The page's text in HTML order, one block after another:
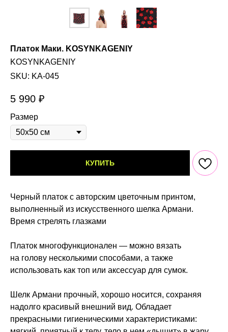
Платок Маки. KOSYNKAGENIY
KOSYNKAGENIY
SKU: KA-045
5 990 ₽
Размер
КУПИТЬ
Черный платок с авторским цветочным принтом,
выполненный из искусственного шелка Армани.
Время стрелять глазками
Платок многофункционален — можно вязать
на голову несколькими способами, а также
использовать как топ или аксессуар для сумок.
Шелк Армани прочный, хорошо носится, сохраняя
надолго красивый внешний вид. Обладает
прекрасными гигиеническими характеристиками: